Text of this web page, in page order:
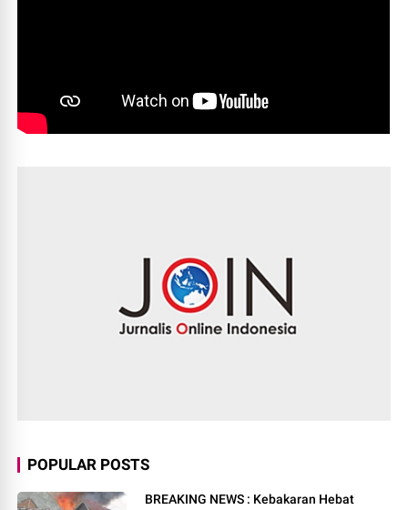
POPULAR POSTS
BREAKING NEWS : Kebakaran Hebat